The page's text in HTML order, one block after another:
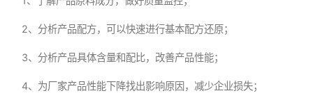
2、分析产品配方，可以快速进行基本配方还原；
3、分析产品具体含量和配比，改善产品性能；
4、为厂家产品性能下降找出影响原因，减少企业损失；